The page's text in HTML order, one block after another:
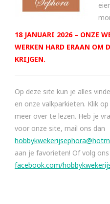
18 JANUARI 2026 – ONZE
WERKEN HARD ERAAN OM
KRIJGEN.
Op deze site kun je alles
en onze valkparkieten. Klik
meer over te lezen. Heb je
voor onze site, mail ons dan
aan je favorieten! Of volg ons
facebook.com/